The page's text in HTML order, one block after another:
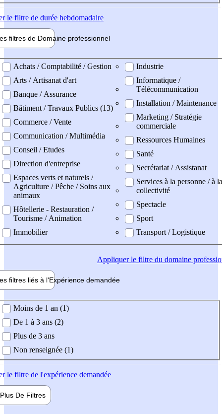
le filtre de durée hebdomadaire
filtres de Domaine professionnel
professionel
Achats / Comptabilité / Gestion
Arts / Artisanat d'art
Banque / Assurance
Bâtiment / Travaux Publics (13)
Commerce / Vente
Communication / Multimédia
Conseil / Etudes
Direction d'entreprise
Espaces verts et naturels /
Agriculture / Pêche / Soins aux
animaux
Hôtellerie - Restauration /
Tourisme / Animation
Immobilier
Industrie
Informatique /
Télécommunication
Installation / Maintenance
Marketing / Stratégie
commerciale
Ressources Humaines
Santé
Secrétariat / Assistanat
Services à la personne / à la
collectivité
Spectacle
Sport
Transport / Logistique
Appliquerle filtre du domaine
filtres liés à l'Expérience demandée
demandée
Moins de 1 an (1)
De 1 à 3 ans (2)
Plus de 3 ans
Non renseignée (1)
le filtre de l'expérience demandée
Plus De Filtres